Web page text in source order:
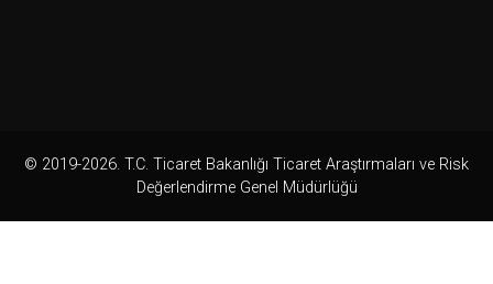
© 2019-2026. T.C. Ticaret Bakanlığı Ticaret Araştırmaları ve Risk
Değerlendirme Genel Müdürlüğü